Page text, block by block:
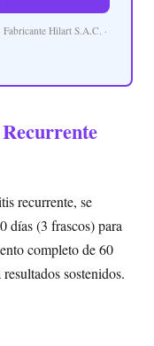
Hilart S.A.C. ·
recurrente, se
días (3 frascos) para
completo de 60
sostenidos.